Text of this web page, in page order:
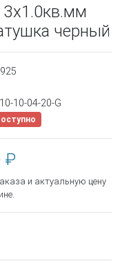
3x1.0кв.мм
черный
10-04-20-G
₽
и актуальную цену